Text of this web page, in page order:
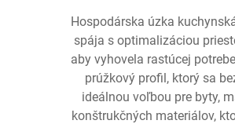
Hospodárska úzka
spája s optimalizáciou
aby vyhovela rastúcej
prúžkový profil, ktorý sa
ideálnou voľbou pre byty,
konštrukčných materiálov,